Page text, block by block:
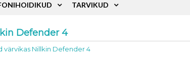
Defender 4
värvikas Nillkin Defender 4
TARVIKUD